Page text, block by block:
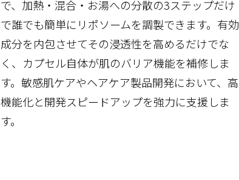
で、加熱・混合・お湯への分散の3ステップだけ
で誰でも簡単にリポソームを調製できます。有効
成分を内包させてその浸透性を高めるだけでな
く、カプセル自体が肌のバリア機能を補修しま
す。敏感肌ケアやヘアケア製品開発において、高
機能化と開発スピードアップを強力に支援しま
す。